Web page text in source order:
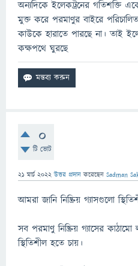
অন্যদিকে ইলেকট্রনের গতিশক্তি
মুক্ত করে পরমাণুর বাইরে
কাউকে হারাতে পারছে না। তাই
কক্ষপথে ঘুরছে
0
টি ভোট
21 মার্চ 2022 উত্তর প্রদান করেছেন Sadman
আমরা জানি নিষ্ক্রিয় গ্যাসগুলো
সব পরমাণু নিষ্ক্রিয় গ্যাসের
স্থিতিশীল হতে চায়।